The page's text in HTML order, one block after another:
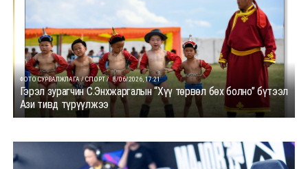
ФОТО СУРВАЛЖЛАГА / СПОРТ / 8/06/2026, 17:21
Гэрэл зурагчин С.Энхжаргалын “Хүү төрвөл бөх болно” бүтээл
Ази тивд түрүүлжээ